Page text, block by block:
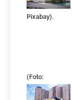
(Foto:
Pixabay).
(Foto:
divulgação)